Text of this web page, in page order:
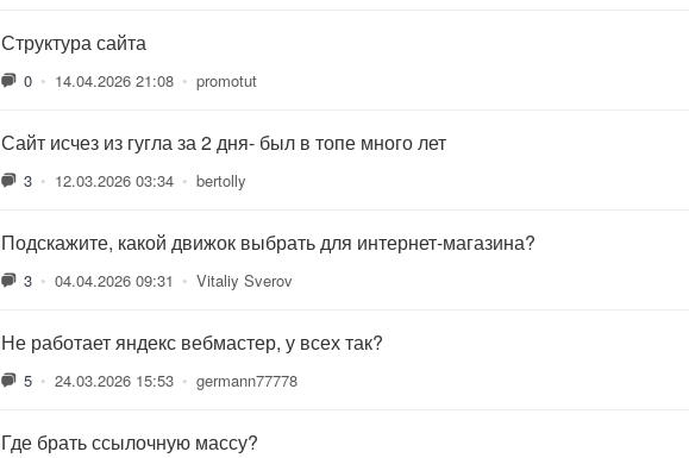
Структура сайта
0 • 14.04.2026 21:08 • promotut
Сайт исчез из гугла за 2 дня- был в топе много лет
3 • 12.03.2026 03:34 • bertolly
Подскажите, какой движок выбрать для интернет-магазина?
3 • 04.04.2026 09:31 • Vitaliy Sverov
Не работает яндекс вебмастер, у всех так?
5 • 24.03.2026 15:53 • germann77778
Где брать ссылочную массу?